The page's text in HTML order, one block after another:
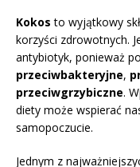
Kokos to wyjątkowy
korzyści zdrowotnych.
antybiotyk, ponieważ
przeciwbakteryjne,
przeciwgrzybiczne.
diety może wspierać
samopoczucie.
Jednym z